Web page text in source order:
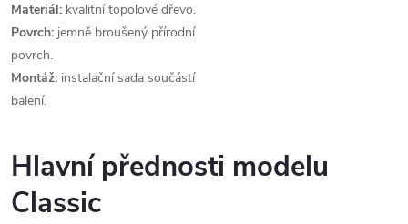
Materiál: kvalitní topolové dřevo.
Povrch: jemně broušený přírodní
povrch.
Montáž: instalační sada součástí
balení.
Hlavní přednosti modelu
Classic